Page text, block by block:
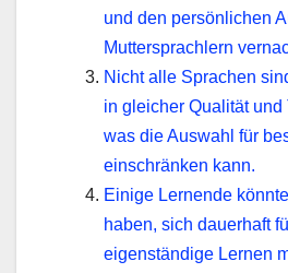
und den persönlichen
Muttersprachlern
Nicht alle Sprachen
in gleicher Qualität und
was die Auswahl für
einschränken kann.
Einige Lernende
haben, sich dauerhaft
eigenständige Lernen